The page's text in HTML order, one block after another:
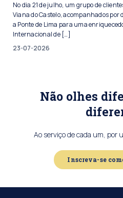
No dia 21 de julho, um grupo de
Viana do Castelo, acompanhados
a Ponte de Lima para uma
Internacional de […]
23-07-2026
Não olhes
Ao serviço de cada um, por
Inscreva-se